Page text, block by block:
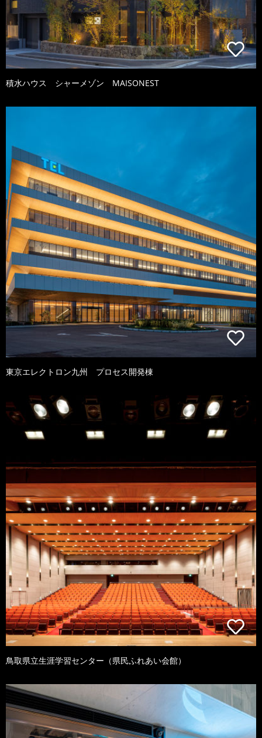
積水ハウス シャーメゾン MAISONEST
東京エレクトロン九州 プロセス開発棟
鳥取県立生涯学習センター（県民ふれあい会館）